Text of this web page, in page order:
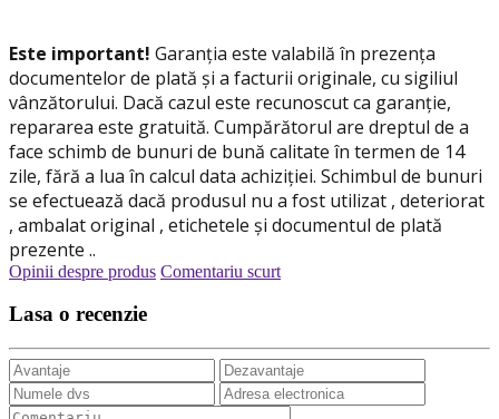
Este important! Garanția este valabilă în prezența
documentelor de plată și a facturii originale, cu sigiliul
vânzătorului. Dacă cazul este recunoscut ca garanție,
repararea este gratuită. Cumpărătorul are dreptul de a
face schimb de bunuri de bună calitate în termen de 14
zile, fără a lua în calcul data achiziției. Schimbul de bunuri
se efectuează dacă produsul nu a fost utilizat , deteriorat
, ambalat original , etichetele și documentul de plată
prezente ..
Opinii despre produs Comentariu scurt
Lasa o recenzie